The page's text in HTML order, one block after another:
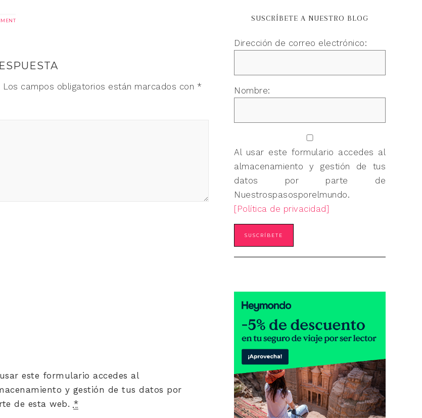
Los campos obligatorios están marcados con *
este formulario accedes al
y gestión de tus datos por
de esta web. *
SUSCRÍBETE A NUESTRO BLOG
Dirección de correo electrónico:
Nombre:
Al usar este formulario accedes al
almacenamiento y gestión de tus
datos por parte de
Nuestrospasosporelmundo.
[Política de privacidad]